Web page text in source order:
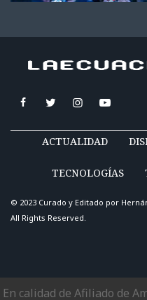
ACTUALIDAD
TECNOLOGÍAS
© 2023 Curado y Editado por
All Rights Reserved.
En calidad de Afiliado de